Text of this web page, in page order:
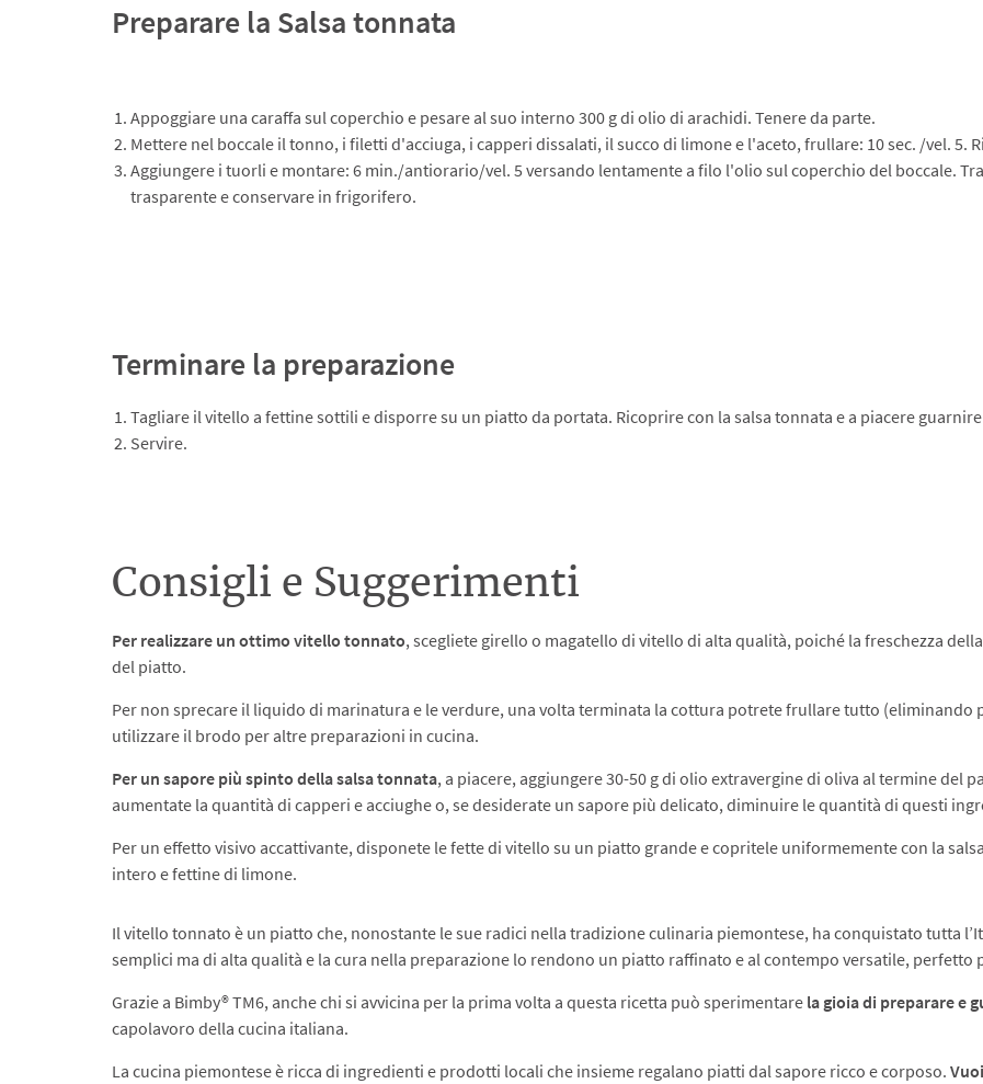
Preparare la Salsa tonnata
Appoggiare una caraffa sul coperchio e pesare al suo interno 300 g di olio di arachidi. Tenere da parte.
Mettere nel boccale il tonno, i filetti d'acciuga, i capperi dissalati, il succo di limone e l'aceto, frullare: 10 sec. /vel. 5.
Aggiungere i tuorli e montare: 6 min./antiorario/vel. 5 versando lentamente a filo l'olio sul coperchio del boccale.
trasparente e conservare in frigorifero.
Terminare la preparazione
Tagliare il vitello a fettine sottili e disporre su un piatto da portata. Ricoprire con la salsa tonnata e a piacere
Servire.
Consigli e Suggerimenti
Per realizzare un ottimo vitello tonnato, scegliete girello o magatello di vitello di alta qualità, poiché la freschezza
del piatto.
Per non sprecare il liquido di marinatura e le verdure, una volta terminata la cottura potrete frullare tutto (eliminando
utilizzare il brodo per altre preparazioni in cucina.
Per un sapore più spinto della salsa tonnata, a piacere, aggiungere 30-50 g di olio extravergine di oliva al termine del
aumentate la quantità di capperi e acciughe o, se desiderate un sapore più delicato, diminuire le quantità di questi
Per un effetto visivo accattivante, disponete le fette di vitello su un piatto grande e copritele uniformemente con la
intero e fettine di limone.
Il vitello tonnato è un piatto che, nonostante le sue radici nella tradizione culinaria piemontese, ha conquistato tutta
semplici ma di alta qualità e la cura nella preparazione lo rendono un piatto raffinato e al contempo versatile, perfetto
Grazie a Bimby® TM6, anche chi si avvicina per la prima volta a questa ricetta può sperimentare la gioia di preparare e
capolavoro della cucina italiana.
La cucina piemontese è ricca di ingredienti e prodotti locali che insieme regalano piatti dal sapore ricco e corposo.